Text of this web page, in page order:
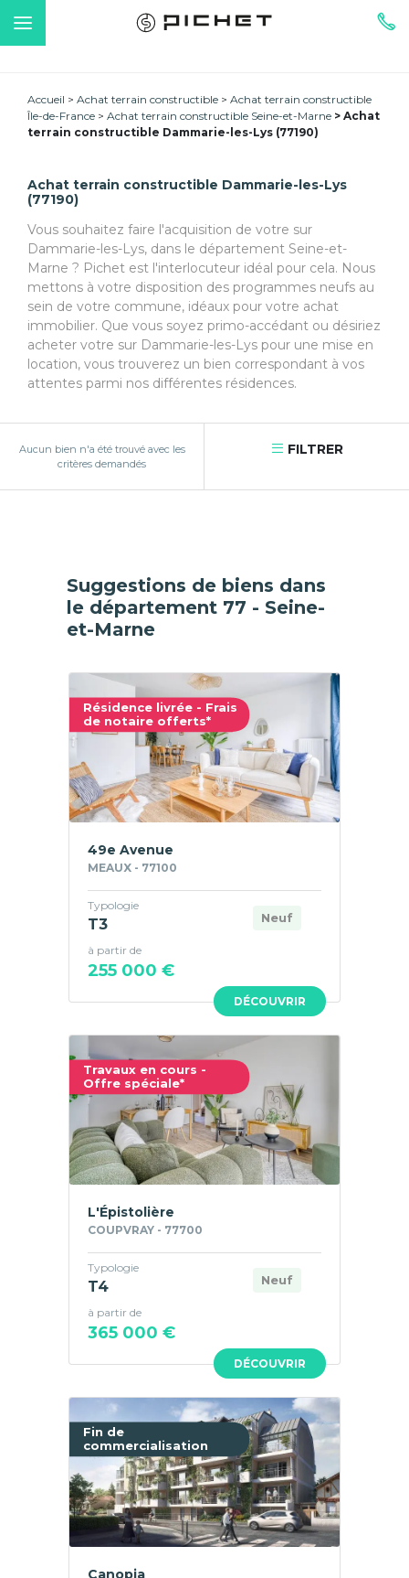
Accueil Achat terrain constructible
Achat terrain constructible
Île-de-France
Achat terrain constructible Seine-et-Marne
Achat
terrain constructible Dammarie-les-Lys (77190)
Achat terrain constructible Dammarie-les-Lys
(77190)
Vous souhaitez faire l'acquisition de votre sur
Dammarie-les-Lys, dans le département Seine-et-
Marne ? Pichet est l'interlocuteur idéal pour cela. Nous
mettons à votre disposition des programmes neufs au
sein de votre commune, idéaux pour votre achat
immobilier. Que vous soyez primo-accédant ou désiriez
acheter votre sur Dammarie-les-Lys pour une mise en
location, vous trouverez un bien correspondant à vos
attentes parmi nos différentes résidences.
Aucun bien n'a été trouvé avec les
critères demandés
FILTRER
Suggestions de biens dans
le département 77 - Seine-
et-Marne
Résidence livrée - Frais
de notaire offerts*
DÉCOUVRIR
49e Avenue
MEAUX - 77100
Neuf
Typologie
T3
à partir de
255 000 €
Travaux en cours -
Offre spéciale*
DÉCOUVRIR
L'Épistolière
COUPVRAY - 77700
Neuf
Typologie
T4
à partir de
365 000 €
Fin de
commercialisation
Canopia